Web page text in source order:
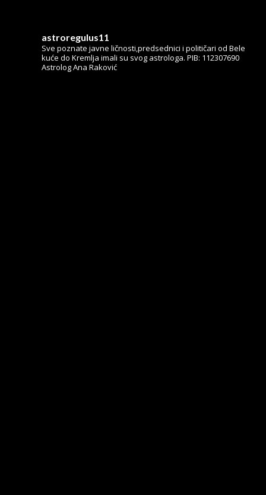
astroregulus11
Sve poznate javne ličnosti,predsednici i političari od Bele
kuće do Kremlja imali su svog astrologa. PIB: 112307690
Astrolog Ana Raković